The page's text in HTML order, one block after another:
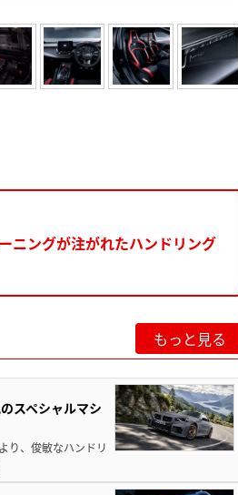
ニングが注がれたハンドリング
もっと見る
スペシャルマシ
り、俊敏なハンドリ